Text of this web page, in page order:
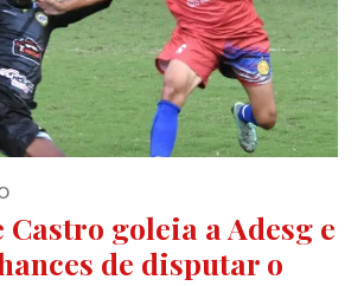
goleia a Adesg e
de disputar o